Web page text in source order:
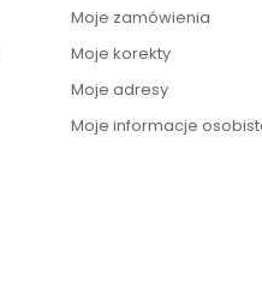
Moje zamówienia
Moje korekty
Moje adresy
Moje informacje